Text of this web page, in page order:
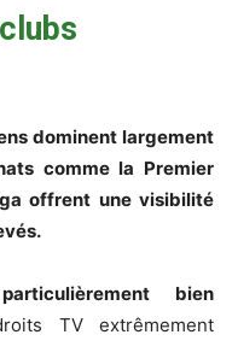
dominent largement
comme la Premier
offrent une visibilité
bien
TV extrêmement